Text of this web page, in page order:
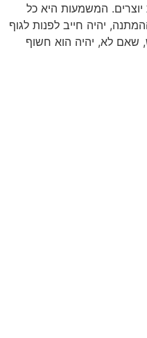
יוצרים. המשמעות היא כל
יהיה חייב לפנות לגוף
שאם לא, יהיה הוא חשוף